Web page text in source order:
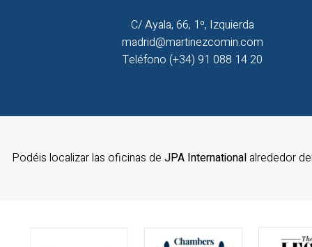
C/ Ayala, 66, 1º, Izquierda
madrid@martinezcomin.com
Teléfono (+34) 91 088 14 20
Podéis localizar las oficinas de JPA International alrededor